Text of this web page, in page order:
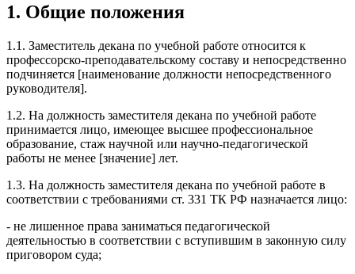
1. Общие положения
1.1. Заместитель декана по учебной работе относится к
профессорско-преподавательскому составу и непосредственно
подчиняется [наименование должности непосредственного
руководителя].
1.2. На должность заместителя декана по учебной работе
принимается лицо, имеющее высшее профессиональное
образование, стаж научной или научно-педагогической
работы не менее [значение] лет.
1.3. На должность заместителя декана по учебной работе в
соответствии с требованиями ст. 331 ТК РФ назначается лицо:
- не лишенное права заниматься педагогической
деятельностью в соответствии с вступившим в законную силу
приговором суда;